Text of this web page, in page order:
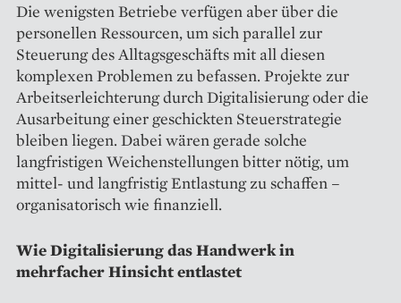
Die wenigsten Betriebe verfügen aber über die
personellen Ressourcen, um sich parallel zur
Steuerung des Alltagsgeschäfts mit all diesen
komplexen Problemen zu befassen. Projekte zur
Arbeitserleichterung durch Digitalisierung oder die
Ausarbeitung einer geschickten Steuerstrategie
bleiben liegen. Dabei wären gerade solche
langfristigen Weichenstellungen bitter nötig, um
mittel- und langfristig Entlastung zu schaffen –
organisatorisch wie finanziell.
Wie Digitalisierung das Handwerk in
mehrfacher Hinsicht entlastet